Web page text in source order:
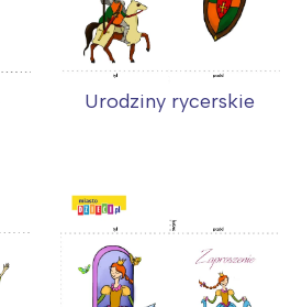
Urodziny rycerskie